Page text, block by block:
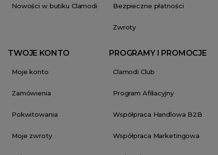
Nowości w butiku Clamodi Bezpieczne płatności
Zwroty
TWOJE KONTO
Moje konto
Zamówienia
Pokwitowania
Moje zwroty
PROGRAMY I PROMOCJE
Clamodi Club
Program Afiliacyjny
Współpraca Handlowa B2B
Współpraca Marketingowa